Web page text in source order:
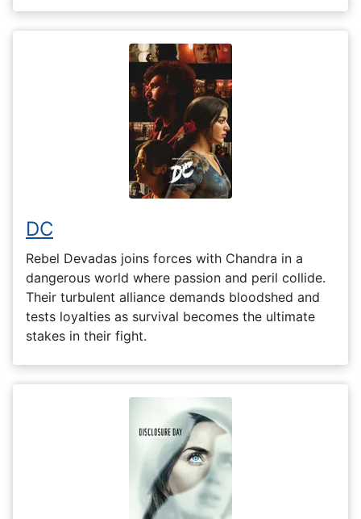
DC
Rebel Devadas joins forces with Chandra in a
dangerous world where passion and peril collide.
Their turbulent alliance demands bloodshed and
tests loyalties as survival becomes the ultimate
stakes in their fight.